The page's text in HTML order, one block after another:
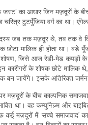
जस्ट’ का आधार जिन मज़दूरों के
टुटपुँजिया वर्ग का था।
जब तक मज़दूर थे, तब तक वे
छोटा मालिक ही होता था। बड़े
शोषण, जिसे आज रेडी-मेड कपड़ों
कारीगरों के शोषक छोटे मालिक
बन जायेंगे। इसके अतिरिक्त जर्मन
मज़दूरों के बीच काल्पनिक
था। वह कम्युनिज़्म और
कई मज़दूरों में ‘सच्चे समाजवाद’